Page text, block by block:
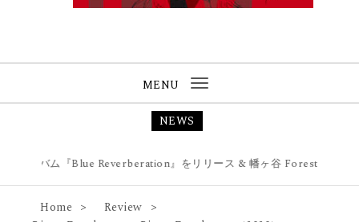
MENU
Toggle
NEWS
ルバム『Blue Reverberation』をリリース & 幡ヶ谷 Forestlimitにてリ
Home
Review